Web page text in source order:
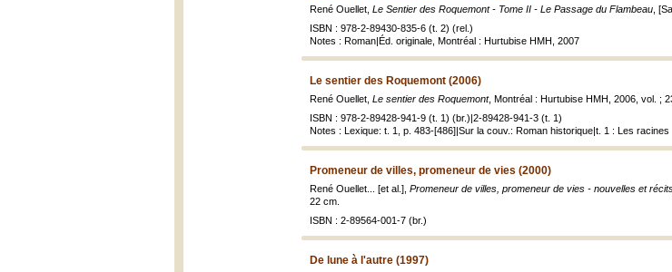
René Ouellet, Le Sentier des Roquemont - Tome II - Le Passage du Flambeau ,
ISBN : 978-2-89430-835-6 (t. 2) (rel.)
Notes : Roman|Éd. originale, Montréal : Hurtubise HMH, 2007
Le sentier des Roquemont (2006)
René Ouellet, Le sentier des Roquemont, Montréal : Hurtubise HMH, 2006, vol. ;
ISBN : 978-2-89428-941-9 (t. 1) (br.)|2-89428-941-3 (t. 1)
Notes : Lexique: t. 1, p. 483-[486]|Sur la couv.: Roman historique|t. 1 : Les racines
Promeneur de villes, promeneur de vies (2000)
René Ouellet... [et al.], Promeneur de villes, promeneur de vies - nouvelles et
22 cm.
ISBN : 2-89564-001-7 (br.)
De lune à l'autre (1997)